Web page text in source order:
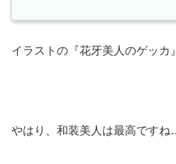
イラストの『花牙美人のゲッ
やはり、和装美人は最高です